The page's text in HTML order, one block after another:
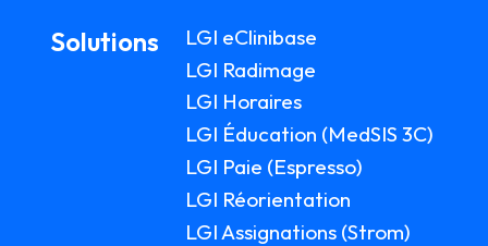
Solutions
LGI eClinibase
LGI Radimage
LGI Horaires
LGI Éducation (MedSIS 3C)
LGI Paie (Espresso)
LGI Réorientation
LGI Assignations (Strom)